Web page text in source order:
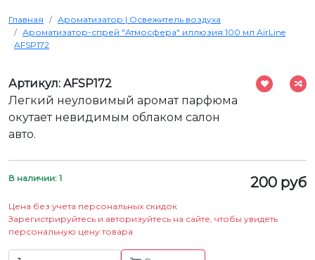
Главная
Ароматизатор | Освежитель воздуха
Ароматизатор-спрей "Атмосфера" иллюзия 100 мл AirLine
AFSP172
Артикул: AFSP172
Легкий неуловимый аромат парфюма
окутает невидимым облаком салон
авто.
В наличии: 1 200 руб
Цена без учета персональных скидок
Зарегистрируйтесь и авторизуйтесь на сайте, чтобы увидеть
персональную цену товара